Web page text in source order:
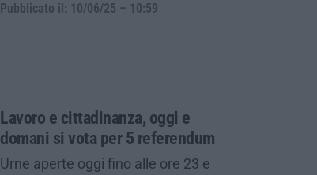
Pubblicato il: 10/06/25 – 10:59
Lavoro e cittadinanza, oggi e
domani si vota per 5 referendum
Urne aperte oggi fino alle ore 23 e